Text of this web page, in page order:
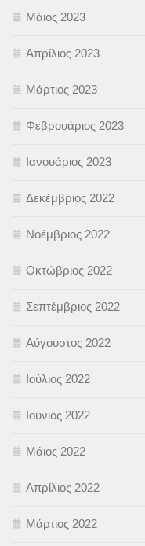
Μάιος 2023
Απρίλιος 2023
Μάρτιος 2023
Φεβρουάριος 2023
Ιανουάριος 2023
Δεκέμβριος 2022
Νοέμβριος 2022
Οκτώβριος 2022
Σεπτέμβριος 2022
Αύγουστος 2022
Ιούλιος 2022
Ιούνιος 2022
Μάιος 2022
Απρίλιος 2022
Μάρτιος 2022